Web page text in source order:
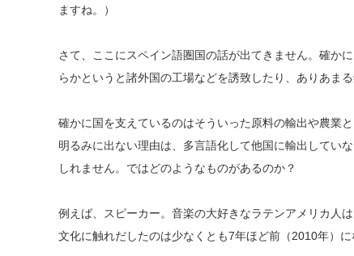
ますね。）
さて、ここにスペイン語圏国の話が出てきません。確か
らかというと諸外国の工場などを誘致したり、ありあま
確かに国を支えているのはそういった原料の輸出や農業
明るみに出ない理由は、多言語化して他国に輸出してい
しれません。ではどのようなものがあるのか？
例えば、スピーカー。音楽の大好きなラテンアメリカ人
文化に触れだしたのは少なくとも7年ほど前（2010年）